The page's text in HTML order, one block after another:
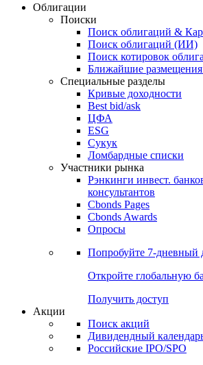
Облигации
Поиски
Поиск облигаций &
Поиск облигаций (ИИ)
Поиск котировок
Ближайшие размещения
Специальные разделы
Кривые доходности
Best bid/ask
ЦФА
ESG
Сукук
Ломбардные списки
Участники рынка
Рэнкинги инвест.
консультантов
Cbonds Pages
Cbonds Awards
Опросы
Попробуйте 7-дневный
Откройте глобальную
Получить доступ
Акции
Поиск акций
Дивидендный
Российские IPO/SPO